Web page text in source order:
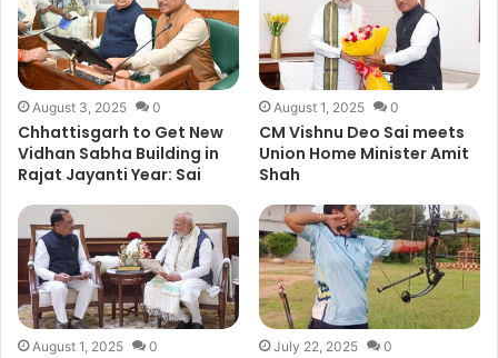
August 3, 2025 0
Chhattisgarh to Get New
Vidhan Sabha Building in
Rajat Jayanti Year: Sai
August 1, 2025 0
CM Vishnu Deo Sai meets
Union Home Minister Amit
Shah
August 1, 2025 0 July 22, 2025 0